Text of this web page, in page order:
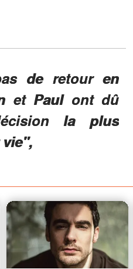
de retour en
et Paul ont dû
la plus